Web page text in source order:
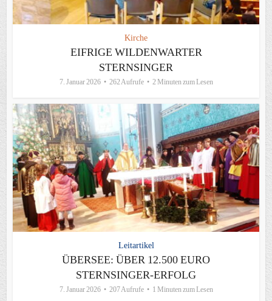
Kirche
EIFRIGE WILDENWARTER
STERNSINGER
7. Januar 2026 262 Aufrufe 2 Minuten zum Lesen
Leitartikel
ÜBERSEE: ÜBER 12.500 EURO
STERNSINGER-ERFOLG
7. Januar 2026 207 Aufrufe 1 Minuten zum Lesen